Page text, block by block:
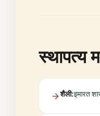
स्थापत्य
शैली:इमारत